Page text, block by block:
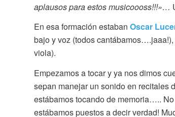
aplausos para estos musicoooss!!!»…
En esa formación estaban Oscar
bajo y voz (todos
viola).
Empezamos a tocar y ya nos dimos
sepan manejar un sonido en recitales
estábamos tocando de memoria…..
estábamos puestos a decir verdad!